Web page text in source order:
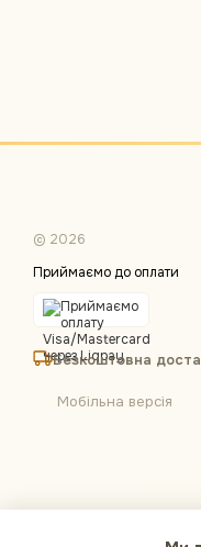
© 2026
Приймаємо до оплати
Безкоштовна
Мобільна версія